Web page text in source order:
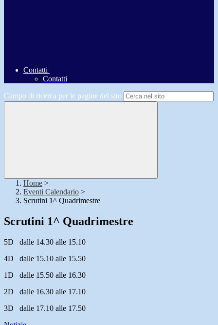
Contatti
Contatti
Campo di ricerca per le pagine del sito
Home >
Eventi Calendario >
Scrutini 1^ Quadrimestre
Scrutini 1^ Quadrimestre
5D dalle 14.30 alle 15.10
4D dalle 15.10 alle 15.50
1D dalle 15.50 alle 16.30
2D dalle 16.30 alle 17.10
3D dalle 17.10 alle 17.50